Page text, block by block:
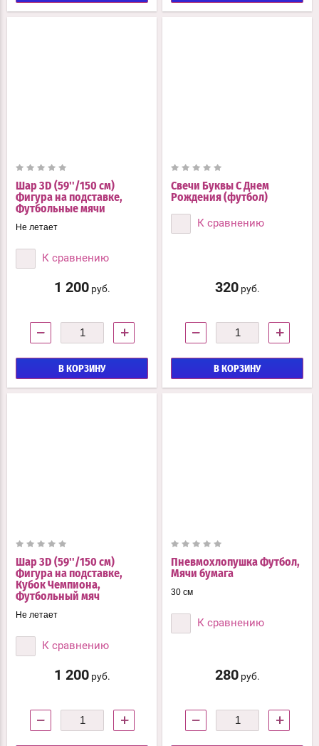
Шар 3D (59''/150 см)
Фигура на подставке,
Футбольные мячи
Не летает
К сравнению
1 200руб.
− +
В КОРЗИНУ
Свечи Буквы С Днем
Рождения (футбол)
К сравнению
320руб.
− +
В КОРЗИНУ
Шар 3D (59''/150 см)
Фигура на подставке,
Кубок Чемпиона,
Футбольный мяч
Не летает
К сравнению
1 200руб.
− +
Пневмохлопушка Футбол,
Мячи бумага
30 см
К сравнению
280руб.
− +